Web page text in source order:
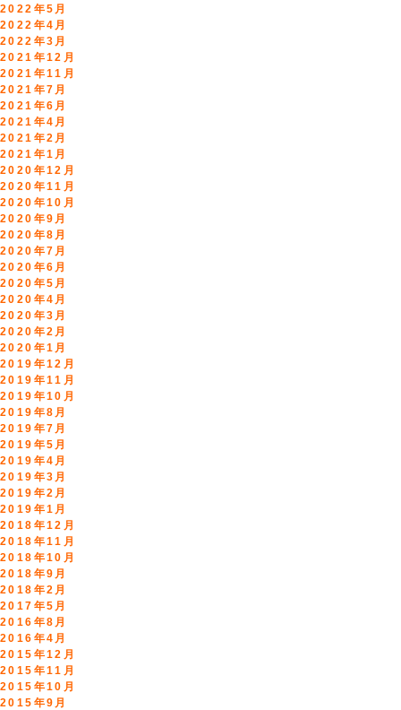
2022年5月
2022年4月
2022年3月
2021年12月
2021年11月
2021年7月
2021年6月
2021年4月
2021年2月
2021年1月
2020年12月
2020年11月
2020年10月
2020年9月
2020年8月
2020年7月
2020年6月
2020年5月
2020年4月
2020年3月
2020年2月
2020年1月
2019年12月
2019年11月
2019年10月
2019年8月
2019年7月
2019年5月
2019年4月
2019年3月
2019年2月
2019年1月
2018年12月
2018年11月
2018年10月
2018年9月
2018年2月
2017年5月
2016年8月
2016年4月
2015年12月
2015年11月
2015年10月
2015年9月